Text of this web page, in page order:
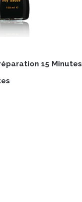
15 Minutes